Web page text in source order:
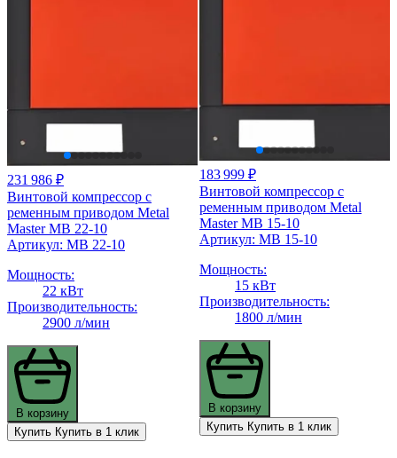
231 986 ₽
Винтовой компрессор с
ременным приводом Metal
Master MB 22-10
Артикул: MB 22-10
Мощность:
22 кВт
Производительность:
2900 л/мин
В корзину
Купить Купить в 1 клик
183 999 ₽
Винтовой компрессор с
ременным приводом Metal
Master MB 15-10
Артикул: MB 15-10
Мощность:
15 кВт
Производительность:
1800 л/мин
В корзину
Купить Купить в 1 клик